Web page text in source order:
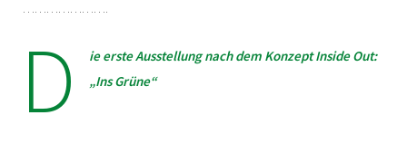
………………….
D
ie erste Ausstellung nach dem Konzept Inside Out:
„Ins Grüne“